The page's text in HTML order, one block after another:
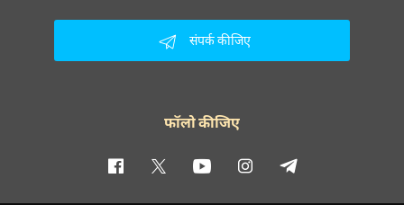
संपर्क कीजिए
फॉलो कीजिए